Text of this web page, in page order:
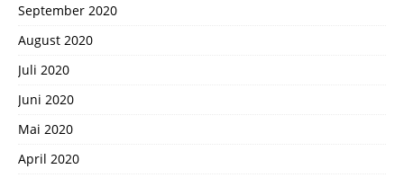
September 2020
August 2020
Juli 2020
Juni 2020
Mai 2020
April 2020